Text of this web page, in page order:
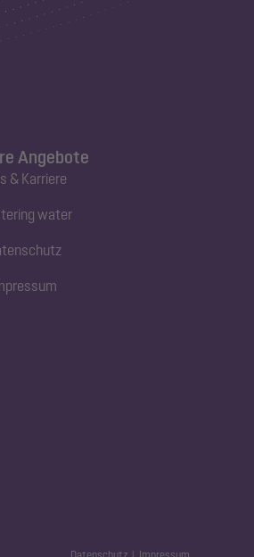
Angebote
& Karriere
water